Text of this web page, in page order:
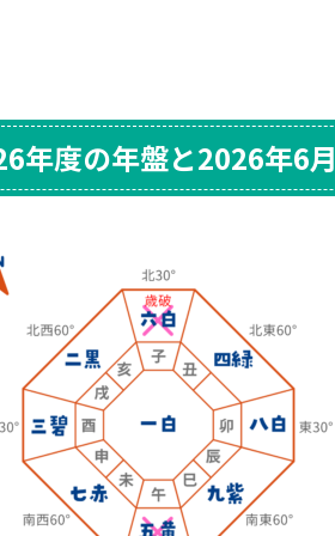
年度の年盤と2026年6